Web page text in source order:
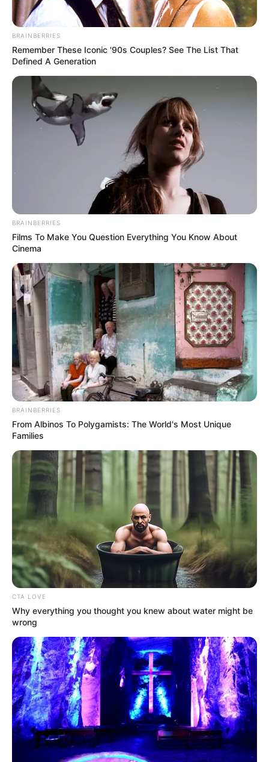
BRAINBERRIES
Remember These Iconic '90s Couples? See The List That
Defined A Generation
BRAINBERRIES
Films To Make You Question Everything You Know About
Cinema
BRAINBERRIES
From Albinos To Polygamists: The World's Most Unique
Families
CTA LOVE
Why everything you thought you knew about water might be
wrong